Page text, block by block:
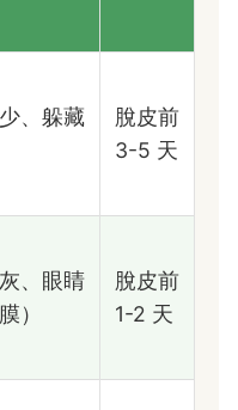
、躲藏
脫皮前
3-5 天
、眼睛
）
脫皮前
1-2 天